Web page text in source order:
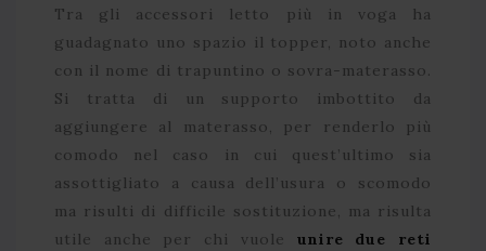
Tra gli accessori letto più in voga ha
guadagnato uno spazio il topper, noto anche
con il nome di trapuntino o sovra-materasso.
Si tratta di un supporto imbottito da
aggiungere al materasso, per renderlo più
comodo nel caso in cui quest’ultimo sia
assottigliato a causa dell’usura o scomodo
ma risulti di difficile sostituzione, ma risulta
utile anche per chi vuole unire due reti